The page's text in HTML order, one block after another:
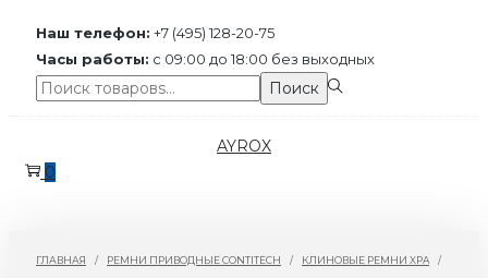
Наш телефон: +7 (495) 128-20-75
Часы работы: с 09:00 до 18:00 без выходных
Поиск:>
Поиск
к
к
AYROX
0
ГЛАВНАЯ / РЕМНИ ПРИВОДНЫЕ CONTITECH / КЛИНОВЫЕ РЕМНИ XPA /